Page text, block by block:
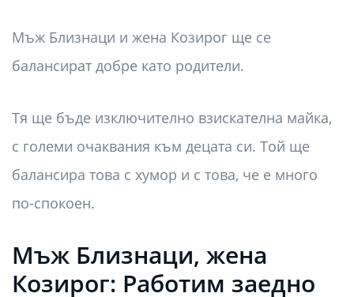
Мъж Близнаци и жена Козирог ще се
балансират добре като родители.
Тя ще бъде изключително взискателна майка,
с големи очаквания към децата си. Той ще
балансира това с хумор и с това, че е много
по-спокоен.
Мъж Близнаци, жена
Козирог: Работим заедно